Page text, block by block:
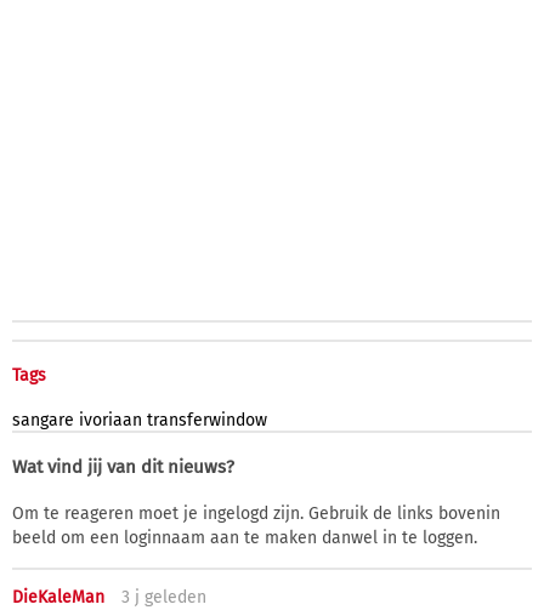
Tags
sangare ivoriaan transferwindow
Wat vind jij van dit nieuws?
Om te reageren moet je ingelogd zijn. Gebruik de links bovenin
beeld om een loginnaam aan te maken danwel in te loggen.
DieKaleMan 3 j geleden